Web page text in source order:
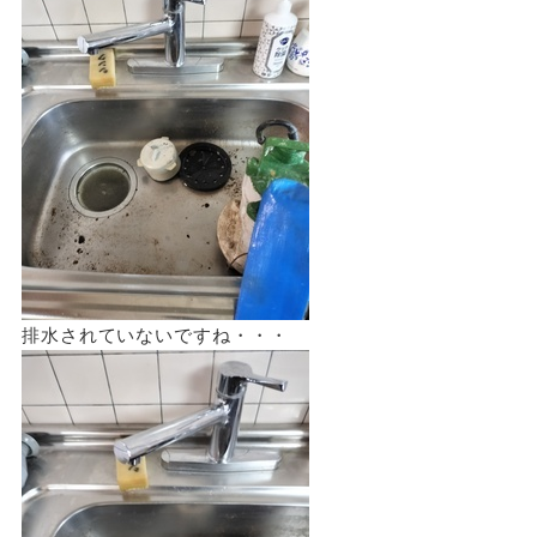
排水されていないですね・・・